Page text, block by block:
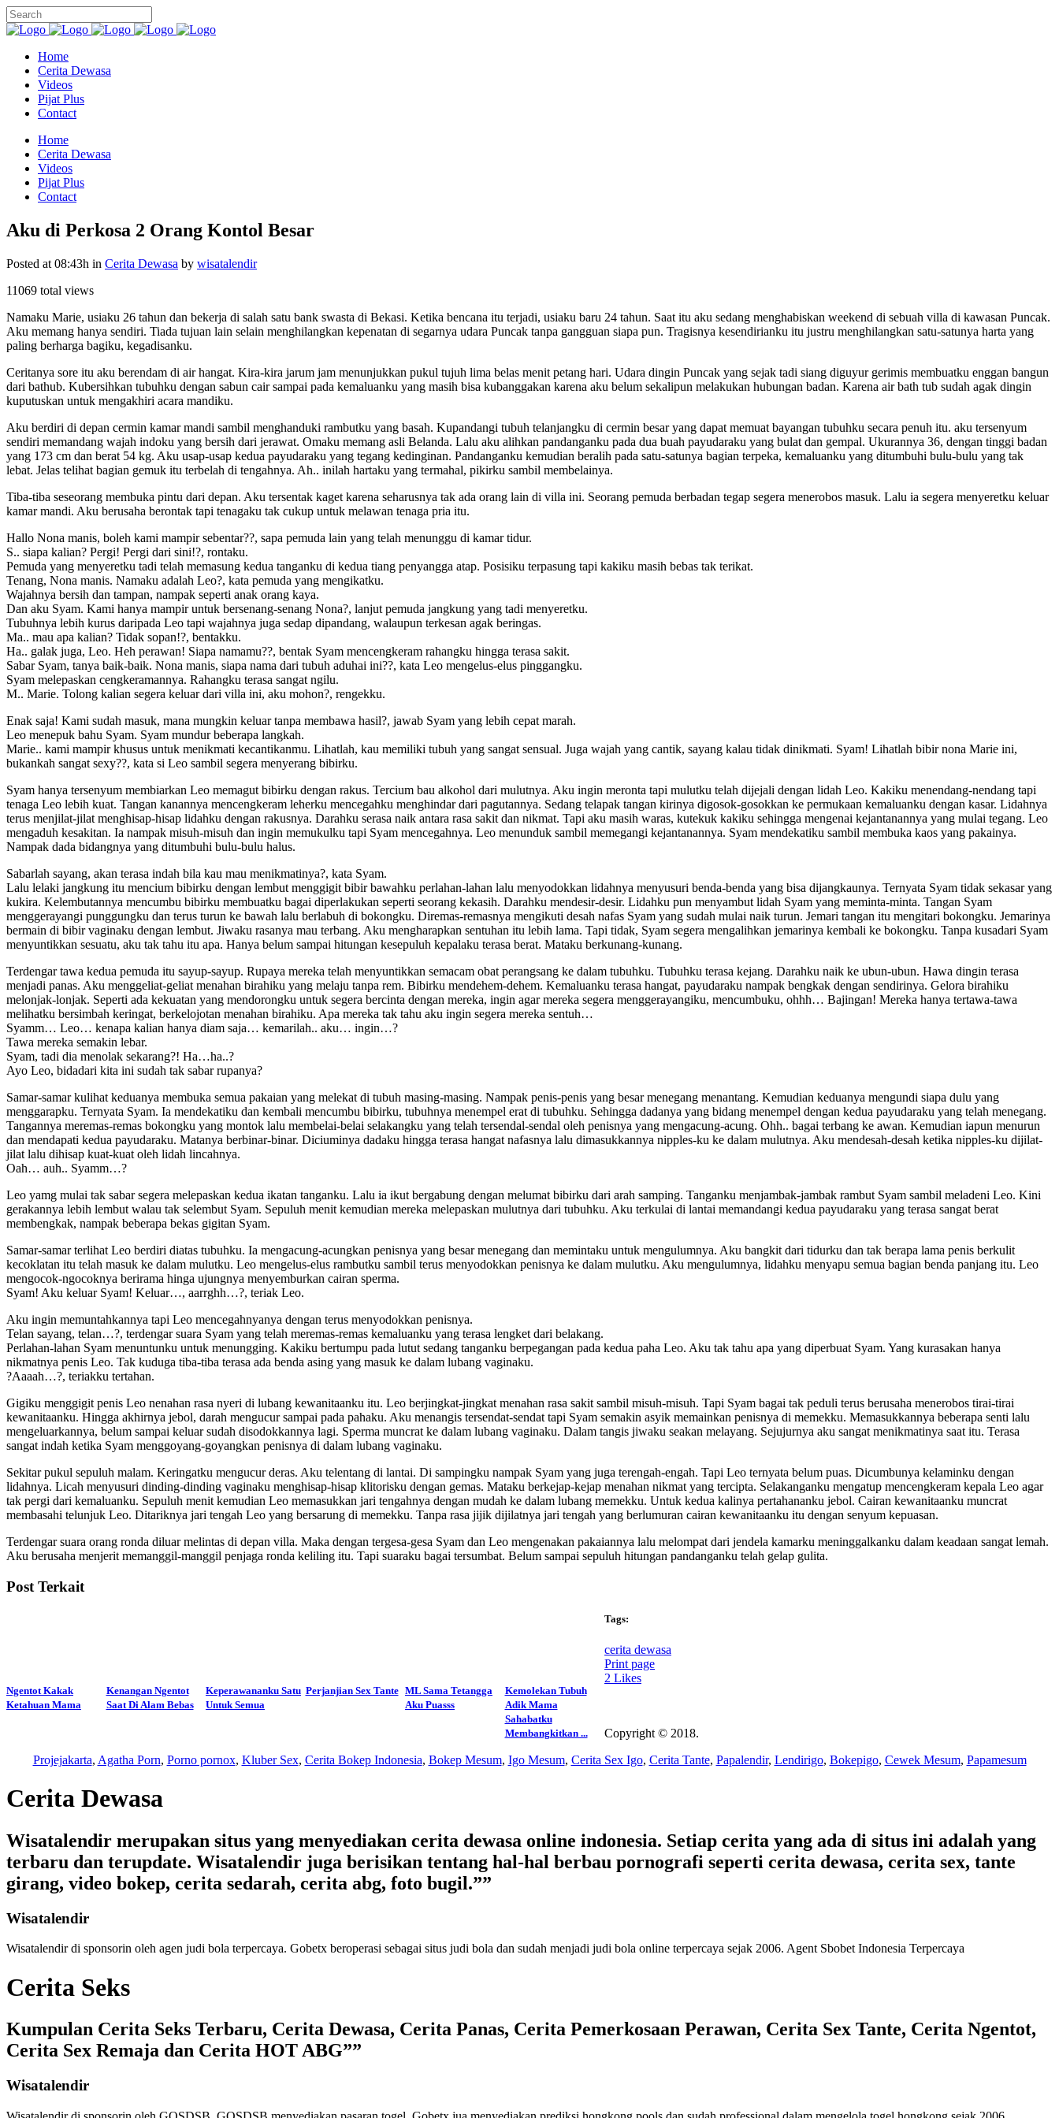
Home
Cerita Dewasa
Videos
Pijat Plus
Contact
Home
Cerita Dewasa
Videos
Pijat Plus
Contact
Aku di Perkosa 2 Orang Kontol Besar
Posted at 08:43h in Cerita Dewasa by wisatalendir
11069 total views
Namaku Marie, usiaku 26 tahun dan bekerja di salah satu bank swasta di Bekasi. Ketika bencana itu terjadi, usiaku baru 24 tahun. Saat itu aku sedang menghabiskan weekend di sebuah villa di kawasan Puncak.
Aku memang hanya sendiri. Tiada tujuan lain selain menghilangkan kepenatan di segarnya udara Puncak tanpa gangguan siapa pun. Tragisnya kesendirianku itu justru menghilangkan satu-satunya harta yang
paling berharga bagiku, kegadisanku.
Ceritanya sore itu aku berendam di air hangat. Kira-kira jarum jam menunjukkan pukul tujuh lima belas menit petang hari. Udara dingin Puncak yang sejak tadi siang diguyur gerimis membuatku enggan bangun
dari bathub. Kubersihkan tubuhku dengan sabun cair sampai pada kemaluanku yang masih bisa kubanggakan karena aku belum sekalipun melakukan hubungan badan. Karena air bath tub sudah agak dingin
kuputuskan untuk mengakhiri acara mandiku.
Aku berdiri di depan cermin kamar mandi sambil menghanduki rambutku yang basah. Kupandangi tubuh telanjangku di cermin besar yang dapat memuat bayangan tubuhku secara penuh itu. aku tersenyum
sendiri memandang wajah indoku yang bersih dari jerawat. Omaku memang asli Belanda. Lalu aku alihkan pandanganku pada dua buah payudaraku yang bulat dan gempal. Ukurannya 36, dengan tinggi badan
yang 173 cm dan berat 54 kg. Aku usap-usap kedua payudaraku yang tegang kedinginan. Pandanganku kemudian beralih pada satu-satunya bagian terpeka, kemaluanku yang ditumbuhi bulu-bulu yang tak
lebat. Jelas telihat bagian gemuk itu terbelah di tengahnya. Ah.. inilah hartaku yang termahal, pikirku sambil membelainya.
Tiba-tiba seseorang membuka pintu dari depan. Aku tersentak kaget karena seharusnya tak ada orang lain di villa ini. Seorang pemuda berbadan tegap segera menerobos masuk. Lalu ia segera menyeretku keluar
kamar mandi. Aku berusaha berontak tapi tenagaku tak cukup untuk melawan tenaga pria itu.
Hallo Nona manis, boleh kami mampir sebentar??, sapa pemuda lain yang telah menunggu di kamar tidur.
S.. siapa kalian? Pergi! Pergi dari sini!?, rontaku.
Pemuda yang menyeretku tadi telah memasung kedua tanganku di kedua tiang penyangga atap. Posisiku terpasung tapi kakiku masih bebas tak terikat.
Tenang, Nona manis. Namaku adalah Leo?, kata pemuda yang mengikatku.
Wajahnya bersih dan tampan, nampak seperti anak orang kaya.
Dan aku Syam. Kami hanya mampir untuk bersenang-senang Nona?, lanjut pemuda jangkung yang tadi menyeretku.
Tubuhnya lebih kurus daripada Leo tapi wajahnya juga sedap dipandang, walaupun terkesan agak beringas.
Ma.. mau apa kalian? Tidak sopan!?, bentakku.
Ha.. galak juga, Leo. Heh perawan! Siapa namamu??, bentak Syam mencengkeram rahangku hingga terasa sakit.
Sabar Syam, tanya baik-baik. Nona manis, siapa nama dari tubuh aduhai ini??, kata Leo mengelus-elus pinggangku.
Syam melepaskan cengkeramannya. Rahangku terasa sangat ngilu.
M.. Marie. Tolong kalian segera keluar dari villa ini, aku mohon?, rengekku.
Enak saja! Kami sudah masuk, mana mungkin keluar tanpa membawa hasil?, jawab Syam yang lebih cepat marah.
Leo menepuk bahu Syam. Syam mundur beberapa langkah.
Marie.. kami mampir khusus untuk menikmati kecantikanmu. Lihatlah, kau memiliki tubuh yang sangat sensual. Juga wajah yang cantik, sayang kalau tidak dinikmati. Syam! Lihatlah bibir nona Marie ini,
bukankah sangat sexy??, kata si Leo sambil segera menyerang bibirku.
Syam hanya tersenyum membiarkan Leo memagut bibirku dengan rakus. Tercium bau alkohol dari mulutnya. Aku ingin meronta tapi mulutku telah dijejali dengan lidah Leo. Kakiku menendang-nendang tapi
tenaga Leo lebih kuat. Tangan kanannya mencengkeram leherku mencegahku menghindar dari pagutannya. Sedang telapak tangan kirinya digosok-gosokkan ke permukaan kemaluanku dengan kasar. Lidahnya
terus menjilat-jilat menghisap-hisap lidahku dengan rakusnya. Darahku serasa naik antara rasa sakit dan nikmat. Tapi aku masih waras, kutekuk kakiku sehingga mengenai kejantanannya yang mulai tegang. Leo
mengaduh kesakitan. Ia nampak misuh-misuh dan ingin memukulku tapi Syam mencegahnya. Leo menunduk sambil memegangi kejantanannya. Syam mendekatiku sambil membuka kaos yang pakainya.
Nampak dada bidangnya yang ditumbuhi bulu-bulu halus.
Sabarlah sayang, akan terasa indah bila kau mau menikmatinya?, kata Syam.
Lalu lelaki jangkung itu mencium bibirku dengan lembut menggigit bibir bawahku perlahan-lahan lalu menyodokkan lidahnya menyusuri benda-benda yang bisa dijangkaunya. Ternyata Syam tidak sekasar yang
kukira. Kelembutannya mencumbu bibirku membuatku bagai diperlakukan seperti seorang kekasih. Darahku mendesir-desir. Lidahku pun menyambut lidah Syam yang meminta-minta. Tangan Syam
menggerayangi punggungku dan terus turun ke bawah lalu berlabuh di bokongku. Diremas-remasnya mengikuti desah nafas Syam yang sudah mulai naik turun. Jemari tangan itu mengitari bokongku. Jemarinya
bermain di bibir vaginaku dengan lembut. Jiwaku rasanya mau terbang. Aku mengharapkan sentuhan itu lebih lama. Tapi tidak, Syam segera mengalihkan jemarinya kembali ke bokongku. Tanpa kusadari Syam
menyuntikkan sesuatu, aku tak tahu itu apa. Hanya belum sampai hitungan kesepuluh kepalaku terasa berat. Mataku berkunang-kunang.
Terdengar tawa kedua pemuda itu sayup-sayup. Rupaya mereka telah menyuntikkan semacam obat perangsang ke dalam tubuhku. Tubuhku terasa kejang. Darahku naik ke ubun-ubun. Hawa dingin terasa
menjadi panas. Aku menggeliat-geliat menahan birahiku yang melaju tanpa rem. Bibirku mendehem-dehem. Kemaluanku terasa hangat, payudaraku nampak bengkak dengan sendirinya. Gelora birahiku
melonjak-lonjak. Seperti ada kekuatan yang mendorongku untuk segera bercinta dengan mereka, ingin agar mereka segera menggerayangiku, mencumbuku, ohhh… Bajingan! Mereka hanya tertawa-tawa
melihatku bersimbah keringat, berkelojotan menahan birahiku. Apa mereka tak tahu aku ingin segera mereka sentuh…
Syamm… Leo… kenapa kalian hanya diam saja… kemarilah.. aku… ingin…?
Tawa mereka semakin lebar.
Syam, tadi dia menolak sekarang?! Ha…ha..?
Ayo Leo, bidadari kita ini sudah tak sabar rupanya?
Samar-samar kulihat keduanya membuka semua pakaian yang melekat di tubuh masing-masing. Nampak penis-penis yang besar menegang menantang. Kemudian keduanya mengundi siapa dulu yang
menggarapku. Ternyata Syam. Ia mendekatiku dan kembali mencumbu bibirku, tubuhnya menempel erat di tubuhku. Sehingga dadanya yang bidang menempel dengan kedua payudaraku yang telah menegang.
Tangannya meremas-remas bokongku yang montok lalu membelai-belai selakangku yang telah tersendal-sendal oleh penisnya yang mengacung-acung. Ohh.. bagai terbang ke awan. Kemudian iapun menurun
dan mendapati kedua payudaraku. Matanya berbinar-binar. Diciuminya dadaku hingga terasa hangat nafasnya lalu dimasukkannya nipples-ku ke dalam mulutnya. Aku mendesah-desah ketika nipples-ku dijilat-
jilat lalu dihisap kuat-kuat oleh lidah lincahnya.
Oah… auh.. Syamm…?
Leo yamg mulai tak sabar segera melepaskan kedua ikatan tanganku. Lalu ia ikut bergabung dengan melumat bibirku dari arah samping. Tanganku menjambak-jambak rambut Syam sambil meladeni Leo. Kini
gerakannya lebih lembut walau tak selembut Syam. Sepuluh menit kemudian mereka melepaskan mulutnya dari tubuhku. Aku terkulai di lantai memandangi kedua payudaraku yang terasa sangat berat
membengkak, nampak beberapa bekas gigitan Syam.
Samar-samar terlihat Leo berdiri diatas tubuhku. Ia mengacung-acungkan penisnya yang besar menegang dan memintaku untuk mengulumnya. Aku bangkit dari tidurku dan tak berapa lama penis berkulit
kecoklatan itu telah masuk ke dalam mulutku. Leo mengelus-elus rambutku sambil terus menyodokkan penisnya ke dalam mulutku. Aku mengulumnya, lidahku menyapu semua bagian benda panjang itu. Leo
mengocok-ngocoknya berirama hinga ujungnya menyemburkan cairan sperma.
Syam! Aku keluar Syam! Keluar…, aarrghh…?, teriak Leo.
Aku ingin memuntahkannya tapi Leo mencegahnyanya dengan terus menyodokkan penisnya.
Telan sayang, telan…?, terdengar suara Syam yang telah meremas-remas kemaluanku yang terasa lengket dari belakang.
Perlahan-lahan Syam menuntunku untuk menungging. Kakiku bertumpu pada lutut sedang tanganku berpegangan pada kedua paha Leo. Aku tak tahu apa yang diperbuat Syam. Yang kurasakan hanya
nikmatnya penis Leo. Tak kuduga tiba-tiba terasa ada benda asing yang masuk ke dalam lubang vaginaku.
?Aaaah…?, teriakku tertahan.
Gigiku menggigit penis Leo nenahan rasa nyeri di lubang kewanitaanku itu. Leo berjingkat-jingkat menahan rasa sakit sambil misuh-misuh. Tapi Syam bagai tak peduli terus berusaha menerobos tirai-tirai
kewanitaanku. Hingga akhirnya jebol, darah mengucur sampai pada pahaku. Aku menangis tersendat-sendat tapi Syam semakin asyik memainkan penisnya di memekku. Memasukkannya beberapa senti lalu
mengeluarkannya, belum sampai keluar sudah disodokkannya lagi. Sperma muncrat ke dalam lubang vaginaku. Dalam tangis jiwaku seakan melayang. Sejujurnya aku sangat menikmatinya saat itu. Terasa
sangat indah ketika Syam menggoyang-goyangkan penisnya di dalam lubang vaginaku.
Sekitar pukul sepuluh malam. Keringatku mengucur deras. Aku telentang di lantai. Di sampingku nampak Syam yang juga terengah-engah. Tapi Leo ternyata belum puas. Dicumbunya kelaminku dengan
lidahnya. Licah menyusuri dinding-dinding vaginaku menghisap-hisap klitorisku dengan gemas. Mataku berkejap-kejap menahan nikmat yang tercipta. Selakanganku mengatup mencengkeram kepala Leo agar
tak pergi dari kemaluanku. Sepuluh menit kemudian Leo memasukkan jari tengahnya dengan mudah ke dalam lubang memekku. Untuk kedua kalinya pertahananku jebol. Cairan kewanitaanku muncrat
membasahi telunjuk Leo. Ditariknya jari tengah Leo yang bersarung di memekku. Tanpa rasa jijik dijilatnya jari tengah yang berlumuran cairan kewanitaanku itu dengan senyum kepuasan.
Terdengar suara orang ronda diluar melintas di depan villa. Maka dengan tergesa-gesa Syam dan Leo mengenakan pakaiannya lalu melompat dari jendela kamarku meninggalkanku dalam keadaan sangat lemah.
Aku berusaha menjerit memanggil-manggil penjaga ronda keliling itu. Tapi suaraku bagai tersumbat. Belum sampai sepuluh hitungan pandanganku telah gelap gulita.
Post Terkait
Ngentot Kakak
Ketahuan Mama
Kenangan Ngentot
Saat Di Alam Bebas
Keperawananku Satu
Untuk Semua
Perjanjian Sex Tante ML Sama Tetangga
Aku Puasss
Kemolekan Tubuh
Adik Mama
Sahabatku
Membangkitkan ...
Tags:
cerita dewasa
Print page
2 Likes
Copyright © 2018.
Projejakarta, Agatha Porn, Porno pornox, Kluber Sex, Cerita Bokep Indonesia, Bokep Mesum, Igo Mesum, Cerita Sex Igo, Cerita Tante, Papalendir, Lendirigo, Bokepigo, Cewek Mesum, Papamesum
Cerita Dewasa
Wisatalendir merupakan situs yang menyediakan cerita dewasa online indonesia. Setiap cerita yang ada di situs ini adalah yang
terbaru dan terupdate. Wisatalendir juga berisikan tentang hal-hal berbau pornografi seperti cerita dewasa, cerita sex, tante
girang, video bokep, cerita sedarah, cerita abg, foto bugil.””
Wisatalendir
Wisatalendir di sponsorin oleh agen judi bola terpercaya. Gobetx beroperasi sebagai situs judi bola dan sudah menjadi judi bola online terpercaya sejak 2006. Agent Sbobet Indonesia Terpercaya
Cerita Seks
Kumpulan Cerita Seks Terbaru, Cerita Dewasa, Cerita Panas, Cerita Pemerkosaan Perawan, Cerita Sex Tante, Cerita Ngentot,
Cerita Sex Remaja dan Cerita HOT ABG””
Wisatalendir